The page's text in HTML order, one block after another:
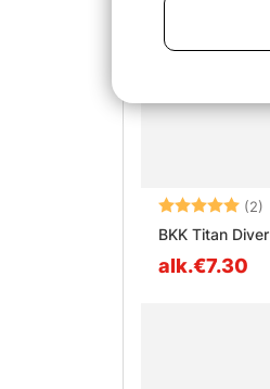
Arvio: (2)
BKK Titan Diver
alk.€7.30